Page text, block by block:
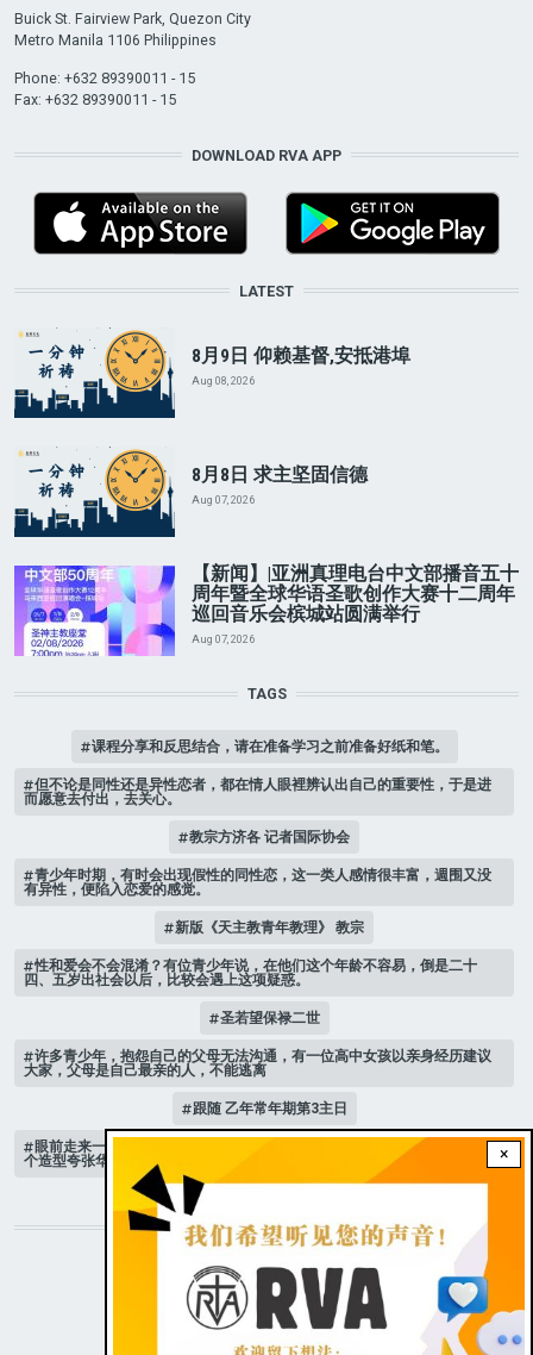
×
Buick St. Fairview Park, Quezon City
Metro Manila 1106 Philippines
Phone: +632 89390011 - 15
Fax: +632 89390011 - 15
DOWNLOAD RVA APP
LATEST
8月9日 仰赖基督,安抵港埠
Aug 08, 2026
8月8日 求主坚固信德
Aug 07, 2026
【新闻】|亚洲真理电台中文部播音五十
周年暨全球华语圣歌创作大赛十二周年
巡回音乐会槟城站圆满举行
Aug 07, 2026
TAGS
课程分享和反思结合，请在准备学习之前准备好纸和笔。
但不论是同性还是异性恋者，都在情人眼裡辨认出自己的重要性，于是进
而愿意去付出，去关心。
教宗方济各 记者国际协会
青少年时期，有时会出现假性的同性恋，这一类人感情很丰富，週围又没
有异性，便陷入恋爱的感觉。
新版《天主教青年教理》 教宗
性和爱会不会混淆？有位青少年说，在他们这个年龄不容易，倒是二十
四、五岁出社会以后，比较会遇上这项疑惑。
圣若望保禄二世
许多青少年，抱怨自己的父母无法沟通，有一位高中女孩以亲身经历建议
大家，父母是自己最亲的人，不能逃离
跟随 乙年常年期第3主日
眼前走来一位魔女，可爱的妖媚中带点邪恶，身上穿著宫廷的小丑服，整
个造型夸张华丽，非常特殊。
STAY CONNECTED WITH US!